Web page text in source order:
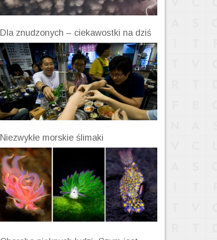
Dla znudzonych – ciekawostki na dziś
Niezwykłe morskie ślimaki